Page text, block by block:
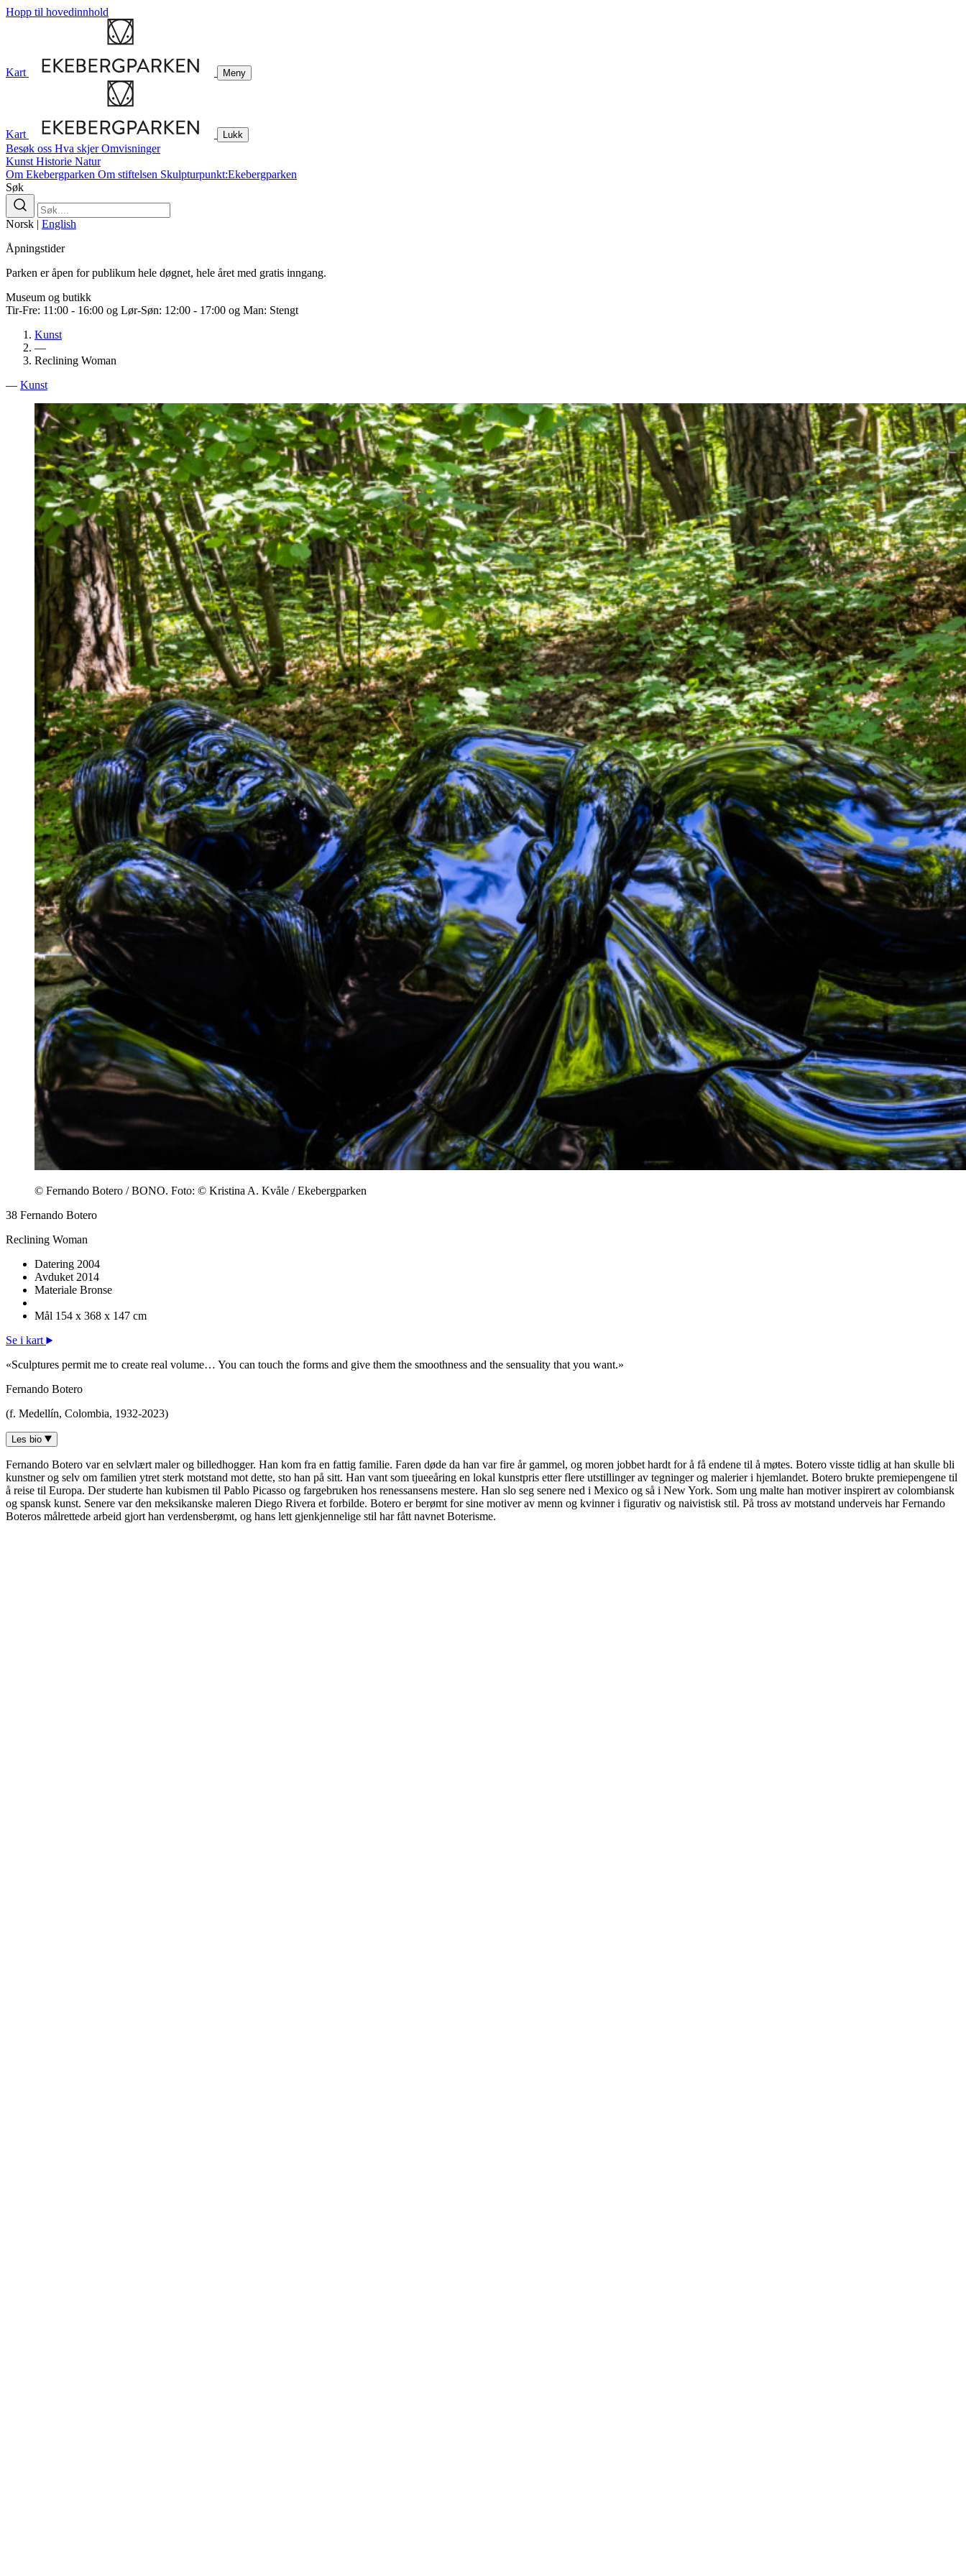
Hopp til hovedinnhold
Kart Meny
Kart Lukk
Besøk oss Hva skjerOmvisninger
Kunst Historie Natur
Om Ekebergparken Om stiftelsen Skulpturpunkt:Ekebergparken
Søk
Norsk | English
Åpningstider
Parken er åpen for publikum hele døgnet, hele året med gratis inngang.
Museum og butikk
Tir-Fre: 11:00 - 16:00 og Lør-Søn: 12:00 - 17:00 og Man: Stengt
Kunst
—
Reclining Woman
— Kunst
© Fernando Botero / BONO. Foto: © Kristina A. Kvåle / Ekebergparken
38 Fernando Botero
Reclining Woman
Datering 2004
Avduket 2014
Materiale Bronse
Mål 154 x 368 x 147 cm
Se i kart
«Sculptures permit me to create real volume… You can touch the forms and give them the smoothness and the sensuality that you want.»
Fernando Botero
(f. Medellín, Colombia, 1932-2023)
Les bio
Fernando Botero var en selvlært maler og billedhogger. Han kom fra en fattig familie. Faren døde da han var fire år gammel, og moren jobbet hardt for å få endene til å møtes. Botero visste tidlig at han skulle bli
kunstner og selv om familien ytret sterk motstand mot dette, sto han på sitt. Han vant som tjueeåring en lokal kunstpris etter flere utstillinger av tegninger og malerier i hjemlandet. Botero brukte premiepengene til
å reise til Europa. Der studerte han kubismen til Pablo Picasso og fargebruken hos renessansens mestere. Han slo seg senere ned i Mexico og så i New York. Som ung malte han motiver inspirert av colombiansk
og spansk kunst. Senere var den meksikanske maleren Diego Rivera et forbilde. Botero er berømt for sine motiver av menn og kvinner i figurativ og naivistisk stil. På tross av motstand underveis har Fernando
Boteros målrettede arbeid gjort han verdensberømt, og hans lett gjenkjennelige stil har fått navnet Boterisme.